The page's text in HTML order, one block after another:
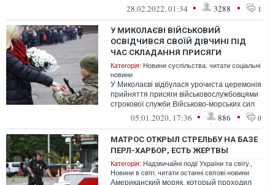
директоров компании по производству
28.02.2022, 01:34 • 3288 • 1
У МИКОЛАЄВІ ВІЙСЬКОВИЙ
ОСВІДЧИВСЯ СВОЇЙ ДІВЧИНІ ПІД
ЧАС СКЛАДАННЯ ПРИСЯГИ
Категорія: Новини суспільства: читати соціальні
новини
У Миколаєві відбулася урочиста церемонія
прийняття присяги військовослужбовцями
строкової служби Військово-морських сил
України, під час якої військов...
05.01.2020, 17:36 • 886 • 0
МАТРОС ОТКРЫЛ СТРЕЛЬБУ НА БАЗЕ
ПЕРЛ-ХАРБОР, ЕСТЬ ЖЕРТВЫ
Категорія: Надзвичайні події України та світу.
Новини в світі: читати останні світові новини
Американский моряк, который проходил